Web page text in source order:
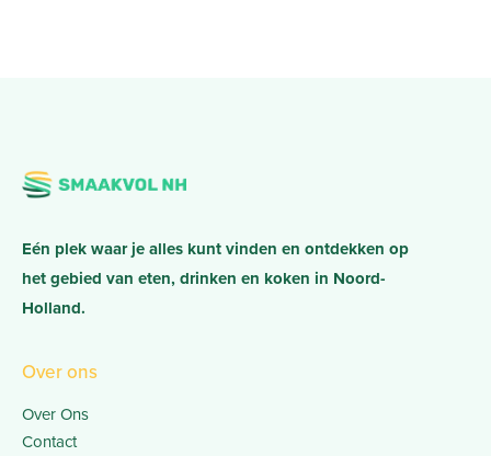
Eén plek waar je alles kunt vinden en ontdekken op
het gebied van eten, drinken en koken in Noord-
Holland.
Over ons
Over Ons
Contact